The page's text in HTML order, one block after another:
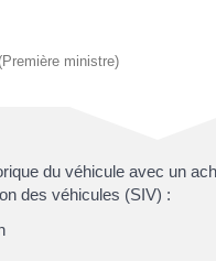
ministre)
du véhicule avec un
des véhicules (SIV) :